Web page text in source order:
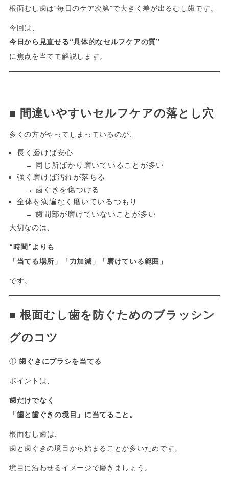
根面むし歯は“毎日のケア次第”で大きく差が出るむし歯です。
今回は、
今日から見直せる“具体的なセルフケアの質”
に焦点を当てて解説します。
■ 間違いやすいセルフケアの落とし穴
多くの方がやってしまっているのが、
長く磨けば安心
→ 同じ所ばかり磨いていることが多い
強く磨けば汚れが落ちる
→ 歯ぐきを傷つける
全体を満遍なく磨いているつもり
→ 歯間部が磨けていないことが多い
大切なのは、
“時間”よりも
「当てる場所」「力加減」「磨けている範囲」
です。
■根面むし歯を防ぐためのブラッシン
グのコツ
①歯ぐきにブラシを当てる
ポイントは、
歯だけでなく
「歯と歯ぐきの境目」に当てること。
根面むし歯は、
歯と歯ぐきの境目から始まることが多いためです。
境目に沿わせるイメージで磨きましょう。